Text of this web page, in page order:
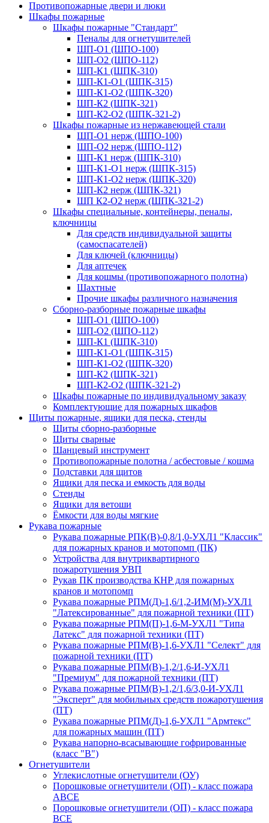
Противопожарные двери и люки
Шкафы пожарные
Шкафы пожарные "Стандарт"
Пеналы для огнетушителей
ШП-О1 (ШПО-100)
ШП-О2 (ШПО-112)
ШП-К1 (ШПК-310)
ШП-К1-О1 (ШПК-315)
ШП-К1-О2 (ШПК-320)
ШП-К2 (ШПК-321)
ШП-К2-О2 (ШПК-321-2)
Шкафы пожарные из нержавеющей стали
ШП-О1 нерж (ШПО-100)
ШП-О2 нерж (ШПО-112)
ШП-К1 нерж (ШПК-310)
ШП-К1-О1 нерж (ШПК-315)
ШП-К1-О2 нерж (ШПК-320)
ШП-К2 нерж (ШПК-321)
ШП К2-О2 нерж (ШПК-321-2)
Шкафы специальные, контейнеры, пеналы,
ключницы
Для средств индивидуальной защиты
(самоспасателей)
Для ключей (ключницы)
Для аптечек
Для кошмы (противопожарного полотна)
Шахтные
Прочие шкафы различного назначения
Сборно-разборные пожарные шкафы
ШП-О1 (ШПО-100)
ШП-О2 (ШПО-112)
ШП-К1 (ШПК-310)
ШП-К1-О1 (ШПК-315)
ШП-К1-О2 (ШПК-320)
ШП-К2 (ШПК-321)
ШП-К2-О2 (ШПК-321-2)
Шкафы пожарные по индивидуальному заказу
Комплектующие для пожарных шкафов
Щиты пожарные, ящики для песка, стенды
Щиты сборно-разборные
Щиты сварные
Шанцевый инструмент
Противопожарные полотна / асбестовые / кошма
Подставки для щитов
Ящики для песка и емкость для воды
Стенды
Ящики для ветоши
Ёмкости для воды мягкие
Рукава пожарные
Рукава пожарные РПК(В)-0,8/1,0-УХЛ1 "Классик"
для пожарных кранов и мотопомп (ПК)
Устройства для внутриквартирного
пожаротушения УВП
Рукав ПК производства КНР для пожарных
кранов и мотопомп
Рукава пожарные РПМ(Д)-1,6/1,2-ИМ(M)-УХЛ1
"Латексированные" для пожарной техники (ПТ)
Рукава пожарные РПМ(П)-1,6-М-УХЛ1 "Типа
Латекс" для пожарной техники (ПТ)
Рукава пожарные РПМ(В)-1,6-УХЛ1 "Селект" для
пожарной техники (ПТ)
Рукава пожарные РПМ(В)-1,2/1,6-И-УХЛ1
"Премиум" для пожарной техники (ПТ)
Рукава пожарные РПМ(В)-1,2/1,6/3,0-И-УХЛ1
"Эксперт" для мобильных средств пожаротушения
(ПТ)
Рукава пожарные РПМ(Д)-1,6-УХЛ1 "Армтекс"
для пожарных машин (ПТ)
Рукава напорно-всасывающие гофрированные
(класс "В")
Огнетушители
Углекислотные огнетушители (ОУ)
Порошковые огнетушители (ОП) - класс пожара
АВСЕ
Порошковые огнетушители (ОП) - класс пожара
ВСЕ